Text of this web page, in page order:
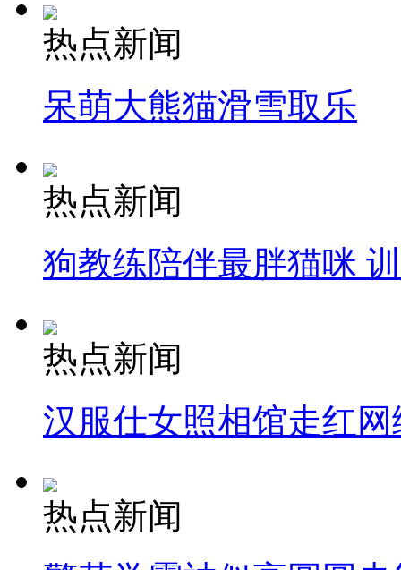
热点新闻
呆萌大熊猫滑雪取乐
热点新闻
狗教练陪伴最胖猫咪
热点新闻
汉服仕女照相馆走红网
热点新闻